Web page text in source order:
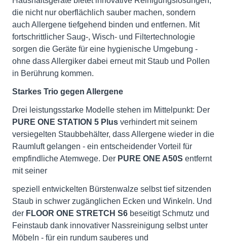
die nicht nur oberflächlich sauber machen, sondern
auch Allergene tiefgehend binden und entfernen. Mit
fortschrittlicher Saug-, Wisch- und Filtertechnologie
sorgen die Geräte für eine hygienische Umgebung -
ohne dass Allergiker dabei erneut mit Staub und Pollen
in Berührung kommen.
Starkes Trio gegen Allergene
Drei leistungsstarke Modelle stehen im Mittelpunkt: Der
PURE ONE STATION 5 Plus verhindert mit seinem
versiegelten Staubbehälter, dass Allergene wieder in die
Raumluft gelangen - ein entscheidender Vorteil für
empfindliche Atemwege. Der PURE ONE A50S entfernt
mit seiner
speziell entwickelten Bürstenwalze selbst tief sitzenden
Staub in schwer zugänglichen Ecken und Winkeln. Und
der FLOOR ONE STRETCH S6 beseitigt Schmutz und
Feinstaub dank innovativer Nassreinigung selbst unter
Möbeln - für ein rundum sauberes und